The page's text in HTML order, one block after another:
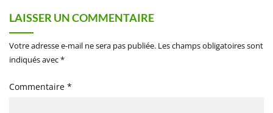
LAISSER UN COMMENTAIRE
Votre adresse e-mail ne sera pas publiée. Les champs obligatoires sont
indiqués avec*
Commentaire *